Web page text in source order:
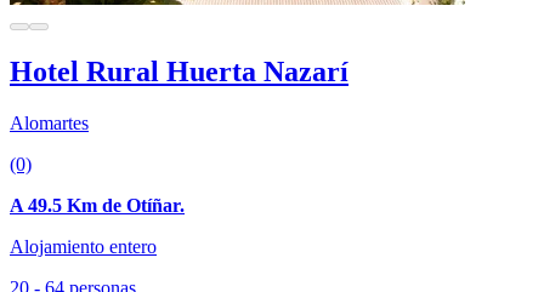
Hotel Rural Huerta Nazarí
Alomartes
(0)
A 49.5 Km de Otíñar.
Alojamiento entero
20 - 64 personas